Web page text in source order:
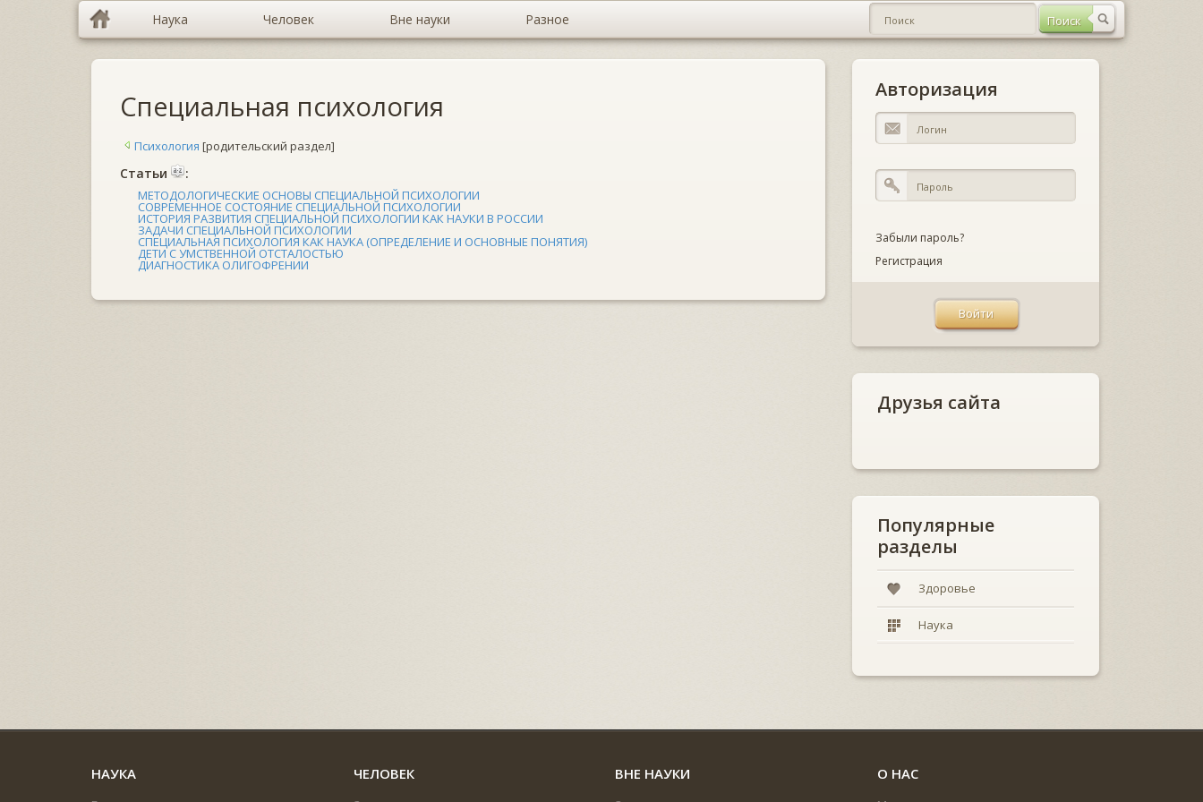
Наука Человек Вне науки Разное
Специальная психология
Психология [родительский раздел]
Cтатьи :
МЕТОДОЛОГИЧЕСКИЕ ОСНОВЫ СПЕЦИАЛЬНОЙ ПСИХОЛОГИИ
СОВРЕМЕННОЕ СОСТОЯНИЕ СПЕЦИАЛЬНОЙ ПСИХОЛОГИИ
ИСТОРИЯ РАЗВИТИЯ СПЕЦИАЛЬНОЙ ПСИХОЛОГИИ КАК НАУКИ В РОССИИ
ЗАДАЧИ СПЕЦИАЛЬНОЙ ПСИХОЛОГИИ
СПЕЦИАЛЬНАЯ ПСИХОЛОГИЯ КАК НАУКА (ОПРЕДЕЛЕНИЕ И ОСНОВНЫЕ ПОНЯТИЯ)
ДЕТИ С УМСТВЕННОЙ ОТСТАЛОСТЬЮ
ДИАГНОСТИКА ОЛИГОФРЕНИИ
Авторизация
Забыли пароль?
Регистрация
Друзья сайта
Популярные
разделы
Здоровье
Наука
НАУКА ЧЕЛОВЕК ВНЕ НАУКИ О НАС